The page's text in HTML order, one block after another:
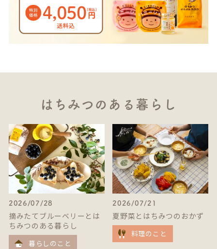
はちみつのある暮らし
2026/07/28
摘みたてブルーベリーとは
ちみつのある暮らし
暮らしのこと
2026/07/21
夏野菜とはちみつのおかず
料理のこと